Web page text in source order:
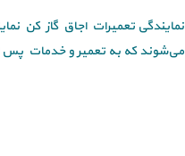
نمایندگی تعمیرات اجاق گاز کن
می‌شوند که به تعمیر و خدمات